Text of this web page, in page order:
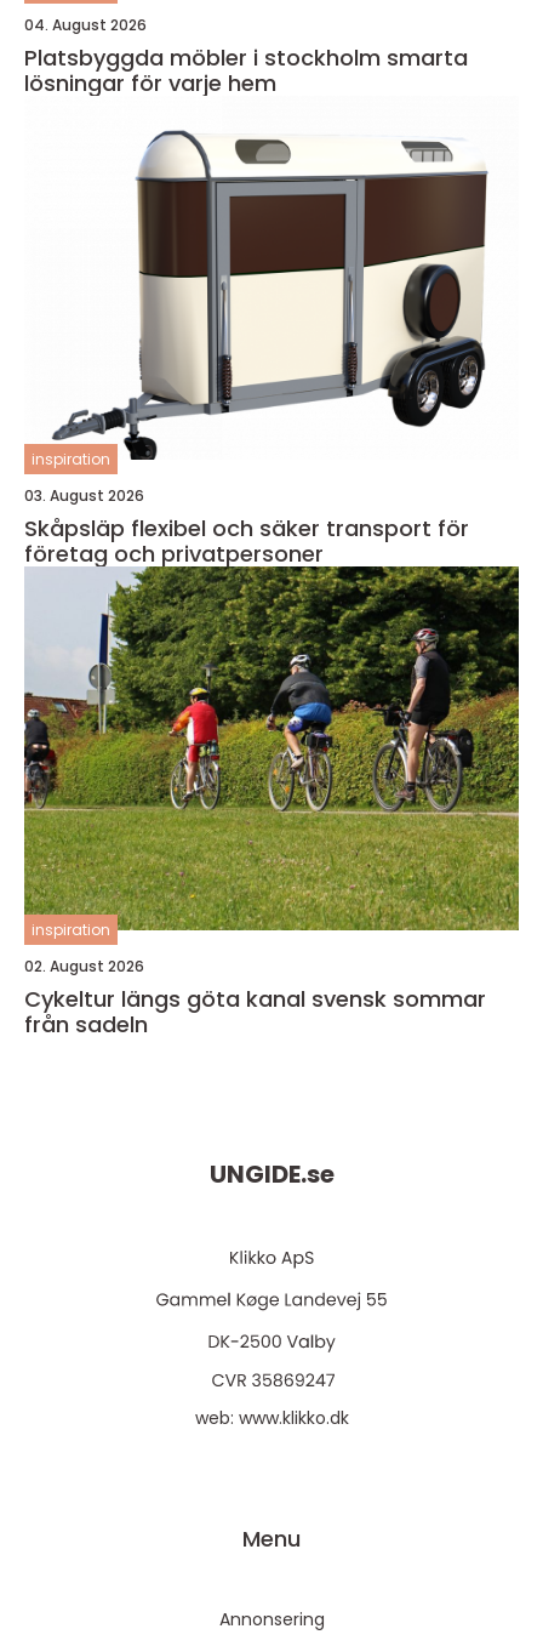
04. August 2026
Platsbyggda möbler i stockholm smarta
lösningar för varje hem
inspiration
03. August 2026
Skåpsläp flexibel och säker transport för
företag och privatpersoner
inspiration
02. August 2026
Cykeltur längs göta kanal svensk sommar
från sadeln
UNGIDE.se
web: www.klikko.dk
Menu
Annonsering